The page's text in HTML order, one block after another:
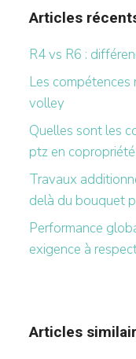
Articles
R4 vs R6 :
Les
volley
Quelles sont les
ptz en
Travaux
delà du bouquet
Performance
exigence à
Articles